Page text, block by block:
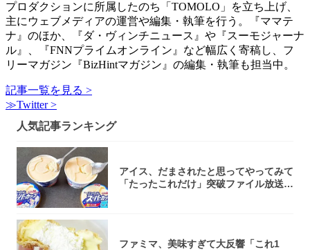
プロダクションに所属したのち「TOMOLO」を立ち上げ、
主にウェブメディアの運営や編集・執筆を行う。『ママテ
ナ』のほか、『ダ・ヴィンチニュース』や『スーモジャーナ
ル』、『FNNプライムオンライン』など幅広く寄稿し、フ
リーマガジン『BizHintマガジン』の編集・執筆も担当中。
記事一覧を見る >
≫Twitter >
人気記事ランキング
アイス、だまされたと思ってやってみて
「たったこれだけ」突破ファイル放送で
ファミマ、美味すぎて大反響「これ1